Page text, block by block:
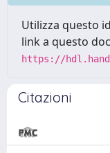
Utilizza questo
link a questo
https://
Citazioni